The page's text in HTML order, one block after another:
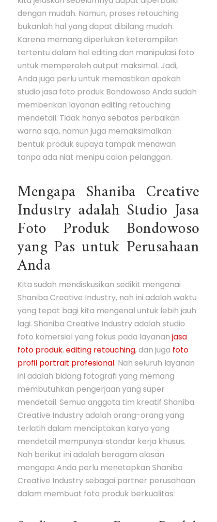
dengan mudah. Namun, proses retouching
bukanlah hal yang dapat dibilang mudah.
Karena memang diperlukan keterampilan
tertentu dalam hal editing dan manipulasi foto
untuk memperoleh output maksimal. Jadi,
Anda juga perlu untuk memastikan apakah
studio jasa foto produk Bondowoso Anda sudah
memberikan layanan editing retouching
mendetail. Tidak hanya sebatas perbaikan
warna saja, namun juga memaksimalkan
bentuk produk supaya tampak menawan
tanpa ada niat menipu calon pelanggan.
Mengapa Shaniba Creative
Industry adalah Studio Jasa
Foto Produk Bondowoso
yang Pas untuk Perusahaan
Anda
Kita sudah mendiskusikan sedikit mengenai
Shaniba Creative Industry, nah ini adalah waktu
yang tepat bagi kita mengenal untuk lebih jauh
lagi. Shaniba Creative Industry adalah studio
foto komersial yang fokus pada layananjasa
foto produk,editing retouching, dan juga foto
profil portrait profesional. Nah seluruh layanan
ini adalah bidang fotografi yang memang
membutuhkan pengerjaan yang super
mendetail. Semua anggota tim kreatif Shaniba
Creative Industry adalah orang-orang yang
terlatih dalam menciptakan karya yang
mendetail mempunyai standar kerja khusus.
Nah berikut ini adalah beragam alasan
mengapa Anda perlu menetapkan Shaniba
Creative Industry sebagai partner perusahaan
dalam membuat foto produk berkualitas: